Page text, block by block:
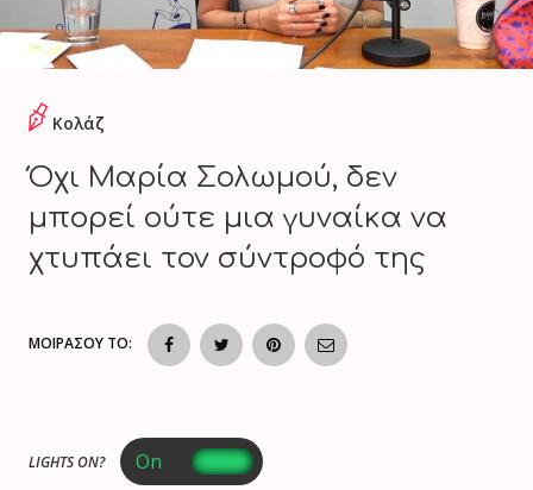
Κολάζ
Όχι Μαρία Σολωμού, δεν
μπορεί ούτε μια γυναίκα να
χτυπάει τον σύντροφό της
ΜΟΙΡΑΣΟΥ ΤΟ:
LIGHTS ON?